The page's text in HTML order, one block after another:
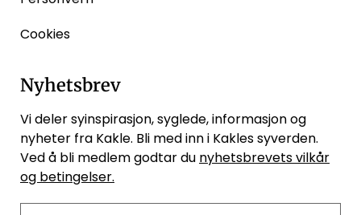
Cookies
Nyhetsbrev
Vi deler syinspirasjon, syglede, informasjon og
nyheter fra Kakle. Bli med inn i Kakles syverden.
Ved å bli medlem godtar du nyhetsbrevets vilkår
og betingelser.